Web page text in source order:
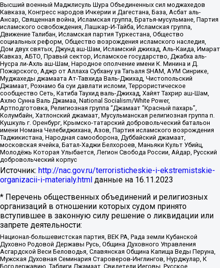
Высший военный Маджлисуль Шура Объединенных сил моджахедов
Кавказа, Конгресс народов Ичкерии и Дагестана, База, Асбат аль-
Ансар, Священная война, Исламская группа, Братья-мусульмане, Партия
исламского освобождения, Лашкар-И-Тайба, Исламская группа,
Движение Талибан, Исламская партия Туркестана, Общество
социальных реформ, Общество возрождения исламского наследия,
Дом двух святых, Джунд аш-Шам, Исламский джихад, Аль-Каида, Имарат
Кавказ, АБТО, Правый сектор, Исламское государство, Джабха аль-
Нусра ли-Ахль аш-Шам, Народное ополчение имени К. Минина и Д.
Пожарского, Аджр от Аллаха Субхану уа Тагьаля SHAM, АУМ Синрике,
Муджахеды джамаата Ат-Тавхида Валь-Джихад, Чистопольский
Джамаат, Рохнамо ба суи давлати исломи, Террористическое
сообщество Сеть, Катиба Таухид валь-Джихад, Хайят Тахрир аш-Шам,
Ахлю Сунна Валь Джамаа, National Socialism/White Power,
Артподготовка, Религиозная группа “Джамаат “Красный пахарь”,
Колумбайн, Хатлонский джамаат, Мусульманская религиозная группа п.
Кушкуль г. Оренбург, Крымско-татарский добровольческий батальон
имени Номана Челебиджихана, Азов, Партия исламского возрождения
Таджикистана, Народная самооборона, Дуббайский джамаат,
московская ячейка, Батал-Хаджи Белхороев, Маньяки Культ Убийц,
Молодёжь Которая Улыбается, Легион Свобода России, Айдар, Русский
добровольческий корпус
Источник: http://nac.gov.ru/terroristicheskie-i-ekstremistskie-
organizacii-i-materialy.html данные на 16.11.2023
* Перечень общественных объединений и религиозных
организаций в отношении которых судом принято
вступившее в законную силу решение о ликвидации или
запрете деятельности:
Национал-большевистская партия, ВЕК РА, Рада земли Кубанской
Духовно Родовой Державы Русь, Община Духовного Управления
Асгардской Веси Беловодья, Славянская Община Капища Веды Перуна,
Мужская Духовная Семинария Староверов-Инглингов, Нурджулар, К
Богодержавию, Таблиги Джамаат, Свидетели Иеговы, Русское